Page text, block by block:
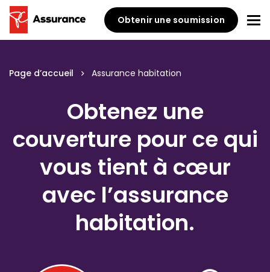
Obtenir une soumission
Page d’accueil Assurance habitation
Obtenez une
couverture pour ce qui
vous tient à cœur
avec l’assurance
habitation.